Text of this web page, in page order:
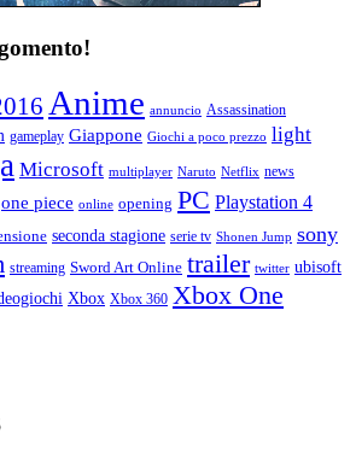
Anime annuncio Assassination
gameplay Giappone Giochi a poco prezzo light
Microsoft multiplayer Naruto Netflix news
one piece online opening PC Playstation 4
seconda stagione serie tv Shonen Jump sony
streaming Sword Art Online trailer twitter ubisoft
Xbox Xbox 360 Xbox One